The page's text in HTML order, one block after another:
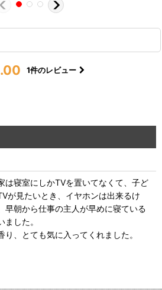
1件のレビュー
は寝室にしかTVを置いてなくて、子ど
が見たいとき、イヤホンは出来るけ
早朝から仕事の主人が早めに寝ている
した。
、とても気に入ってくれました。
と一吹きして使っています。